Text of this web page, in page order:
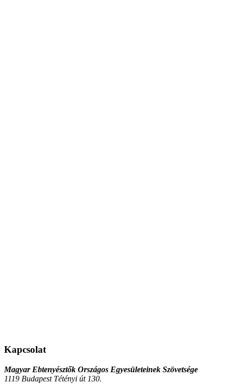
Kapcsolat
Magyar Ebtenyésztők Országos Egyesületeinek Szövetsége
1119 Budapest Tétényi út 130.